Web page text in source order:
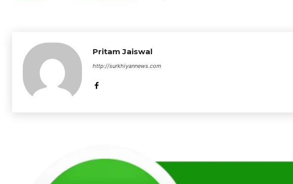
Pritam Jaiswal
http://surkhiyannews.com